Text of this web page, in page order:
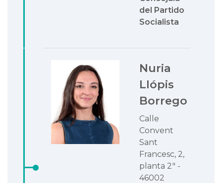
del Partido
Socialista
Nuria
Llópis
Borrego
Calle
Convent
Sant
Francesc, 2,
planta 2ª -
46002